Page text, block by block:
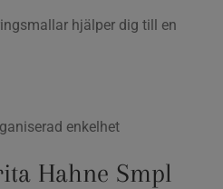
hjälper dig till en
Hahne Smpl